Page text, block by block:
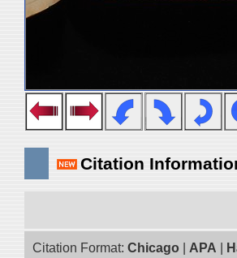
Citation
Citation Format: Chicago APA